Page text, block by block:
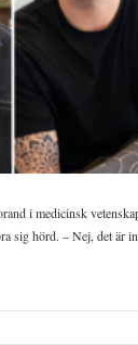
i medicinsk
sig hörd. – Nej, det är